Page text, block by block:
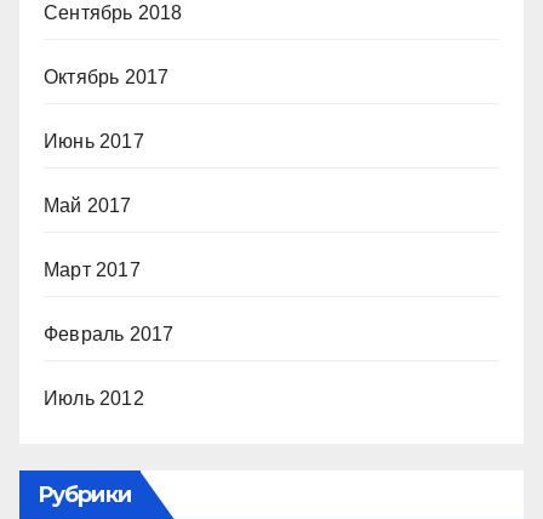
Сентябрь 2018
Октябрь 2017
Июнь 2017
Май 2017
Март 2017
Февраль 2017
Июль 2012
Рубрики